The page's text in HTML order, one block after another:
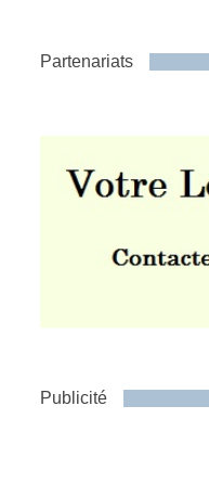
Partenariats
Publicité